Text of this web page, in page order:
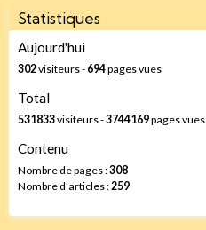
Statistiques
Aujourd'hui
302visiteurs - 694pages vues
Total
531833visiteurs -3744169pages vues
Contenu
Nombre de pages :308
Nombre d'articles : 259